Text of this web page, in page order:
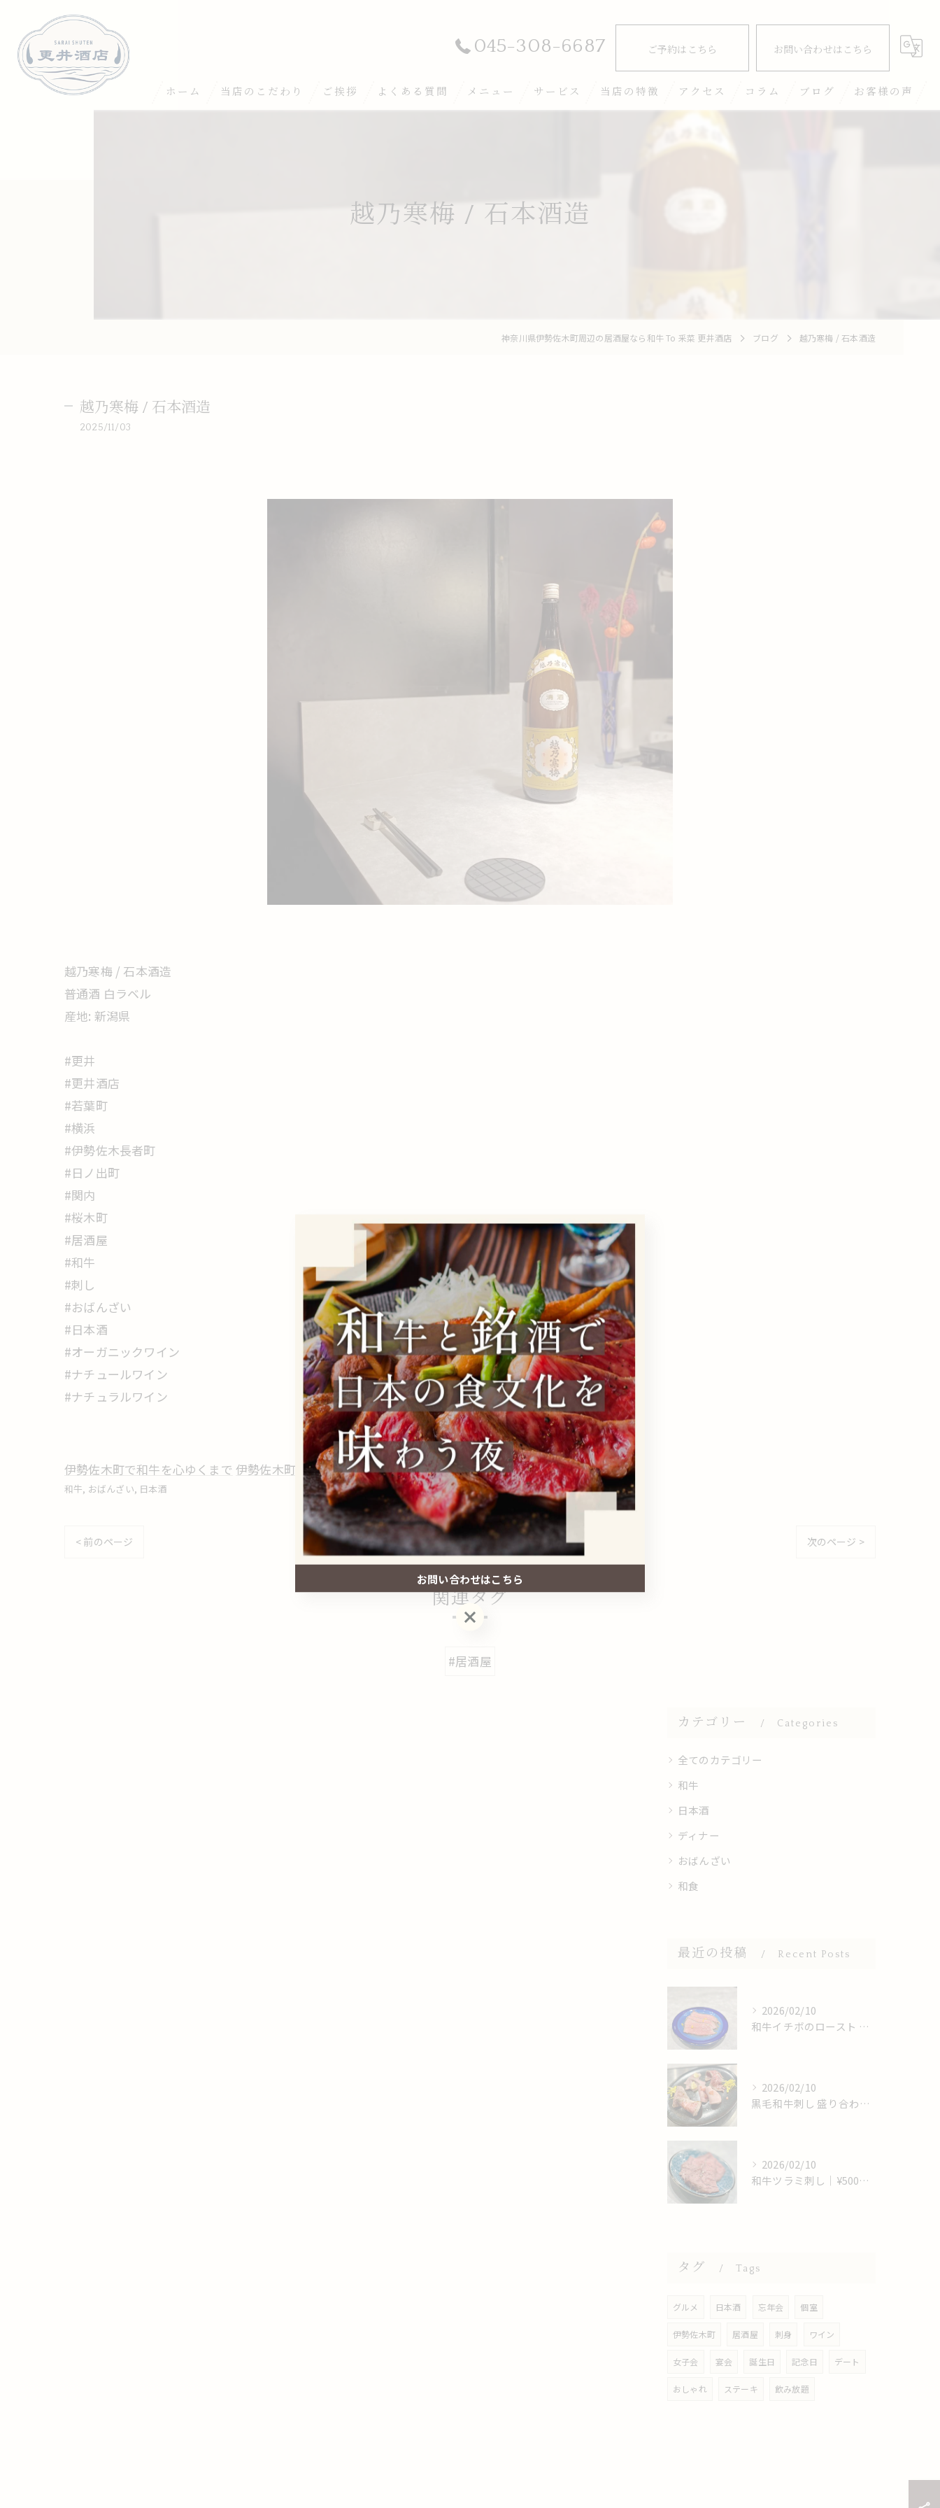
045-308-6687 ご予約はこちら お問い合わせはこちら
ホーム 当店のこだわり ご挨拶 よくある質問 メニュー サービス 当店の特徴 アクセス コラム ブログ お客様の声
越乃寒梅 / 石本酒造
神奈川県伊勢佐木町周辺の居酒屋なら和牛 To 釆菜 更井酒店 ブログ 越乃寒梅 / 石本酒造
越乃寒梅 / 石本酒造
2025/11/03
越乃寒梅 / 石本酒造
普通酒 白ラベル
産地: 新潟県
#更井
#更井酒店
#若葉町
#横浜
#伊勢佐木長者町
#日ノ出町
#関内
#桜木町
#居酒屋
#和牛
#刺し
#おばんざい
#日本酒
#オーガニックワイン
#ナチュールワイン
#ナチュラルワイン
伊勢佐木町で和牛を心ゆくまで 伊勢佐木町でおばんざいを提供伊勢佐木町で日本酒と和牛を堪能
和牛 おばんざい 日本酒
< 前のページ 一覧に戻る 次のページ >
関連タグ
#居酒屋
カテゴリー Categories
全てのカテゴリー
和牛
日本酒
ディナー
おばんざい
和食
最近の投稿 Recent Posts
2026/02/10
和牛イチボのロースト 出汁〆｜¥650｜期間限定
2026/02/10
黒毛和牛刺し 盛り合わせ｜¥2,000｜常時提供
2026/02/10
和牛ツラミ刺し｜¥500｜期間限定
タグ Tags
グルメ 日本酒 忘年会 個室
伊勢佐木町 居酒屋 刺身 ワイン
女子会 宴会 誕生日 記念日 デート
おしゃれ ステーキ 飲み放題
お問い合わせはこちら
お問い合わせはこちら